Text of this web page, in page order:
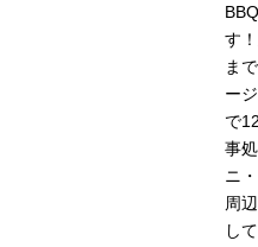
す
ま
ー
で
事
ニ
周
し